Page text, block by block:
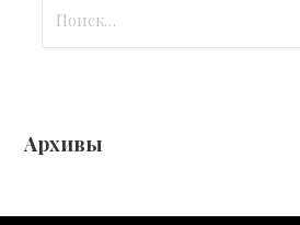
Архивы